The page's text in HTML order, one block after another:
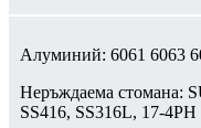
Алуминий: 6061 6063
Неръждаема стомана:
SS416, SS316L, 17-4PH